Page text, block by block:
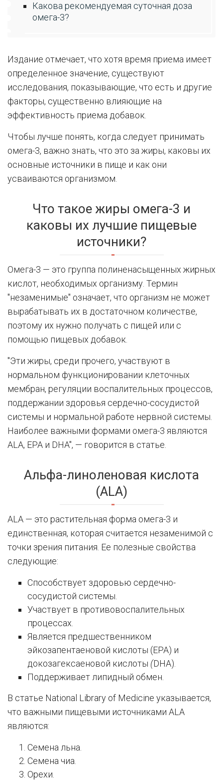
Какова рекомендуемая суточная доза
омега-3?
Издание отмечает, что хотя время приема имеет
определенное значение, существуют
исследования, показывающие, что есть и другие
факторы, существенно влияющие на
эффективность приема добавок.
Чтобы лучше понять, когда следует принимать
омега-3, важно знать, что это за жиры, каковы их
основные источники в пище и как они
усваиваются организмом.
Что такое жиры омега-3 и
каковы их лучшие пищевые
источники?
Омега-3 — это группа полиненасыщенных жирных
кислот, необходимых организму. Термин
"незаменимые" означает, что организм не может
вырабатывать их в достаточном количестве,
поэтому их нужно получать с пищей или с
помощью пищевых добавок.
"Эти жиры, среди прочего, участвуют в
нормальном функционировании клеточных
мембран, регуляции воспалительных процессов,
поддержании здоровья сердечно-сосудистой
системы и нормальной работе нервной системы.
Наиболее важными формами омега-3 являются
ALA, EPA и DHA", — говорится в статье.
Альфа-линоленовая кислота
(ALA)
ALA — это растительная форма омега-3 и
единственная, которая считается незаменимой с
точки зрения питания. Ее полезные свойства
следующие:
Способствует здоровью сердечно-
сосудистой системы.
Участвует в противовоспалительных
процессах.
Является предшественником
эйкозапентаеновой кислоты (EPA) и
докозагексаеновой кислоты (DHA).
Поддерживает липидный обмен.
В статье National Library of Medicine указывается,
что важными пищевыми источниками ALA
являются:
Семена льна.
Семена чиа.
Орехи.